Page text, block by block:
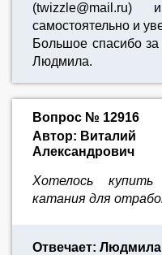
самостоятельно и
Большое спасибо
Людмила.
Вопрос № 12916
Автор: Виталий
Александрович
Хотелось
катания для
Отвечает: Людмила